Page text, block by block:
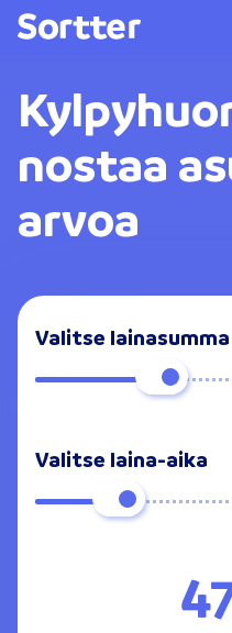
nostaa
arvoa
Valitse lainasumma
Valitse laina-aika